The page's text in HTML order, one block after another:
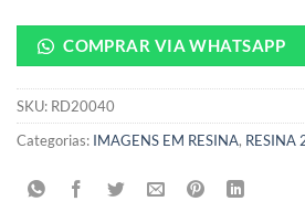
COMPRAR VIA WHATSAPP
SKU: RD20040
Categorias: IMAGENS EM RESINA, RESINA